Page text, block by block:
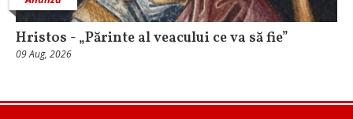
Hristos - „Părinte al veacului ce va să fie”
09 Aug, 2026